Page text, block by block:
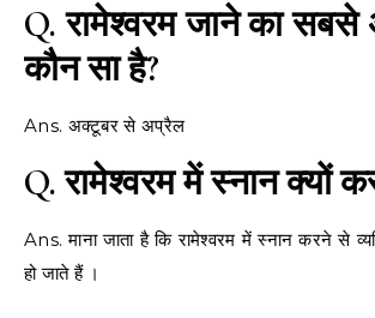
Q. रामेश्वरम जाने का
कौन सा है?
Ans. अक्टूबर से अप्रैल
Q. रामेश्वरम में स्नान क्यों
Ans. माना जाता है कि रामेश्वरम में स्नान करने से
हो जाते हैं ।